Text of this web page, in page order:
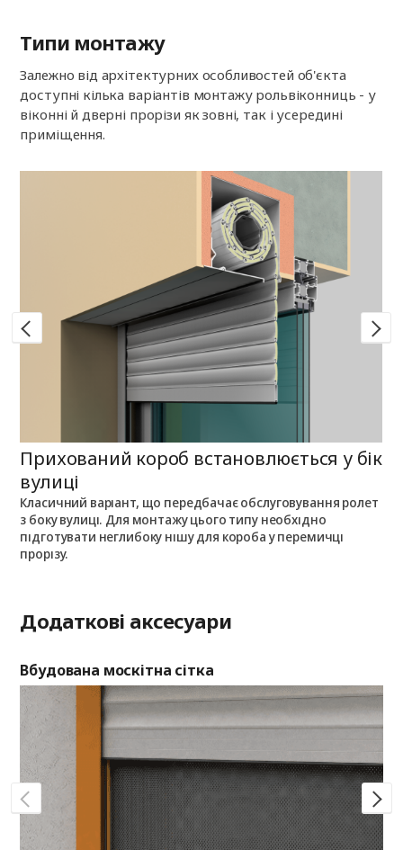
Типи монтажу
Залежно від архітектурних особливостей об'єкта
доступні кілька варіантів монтажу рольвіконниць - у
віконні й дверні прорізи як зовні, так і усередині
приміщення.
Прихований короб встановлюється у бік
вулиці
Класичний варіант, що передбачає обслуговування ролет
з боку вулиці. Для монтажу цього типу необхідно
підготувати неглибоку нішу для короба у перемичці
прорізу.
Додаткові аксесуари
Вбудована москітна сітка